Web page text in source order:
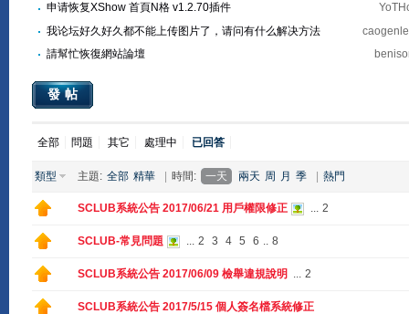
申请恢复XShow 首頁N格 v1.2.70插件
我论坛好久好久都不能上传图片了，请问有什么解决方法
請幫忙恢復網站論壇
發帖
全部 問題 其它 處理中 已回答
類型 主題: 全部 精華 時間: 一天 兩天 周 月 季 熱門
SCLUB系統公告 2017/06/21 用戶權限修正 ... 2
SCLUB-常見問題 ... 2 3 4 5 6 .. 8
SCLUB系統公告 2017/06/09 檢舉違規說明 ... 2
SCLUB系統公告 2017/5/15 個人簽名檔系統修正